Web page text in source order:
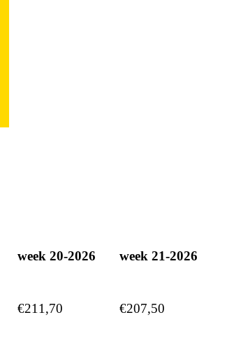
week 20-2026 week 21-2026
€211,70 €207,50